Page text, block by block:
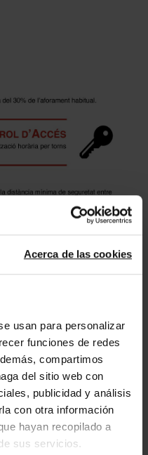
Acerca de las cookies
usan para personalizar
funciones de redes
compartimos
del sitio web con
publicidad y análisis
con otra información
hayan recopilado a
sus servicios.